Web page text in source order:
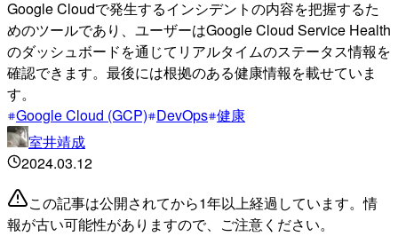
Google Cloudで発生するインシデントの内容を把握するた
めのツールであり、ユーザーはGoogle Cloud Service Health
のダッシュボードを通じてリアルタイムのステータス情報を
確認できます。最後には根拠のある健康情報を載せていま
す。
Google Cloud (GCP) DevOps 健康
室井靖成
2024.03.12
この記事は公開されてから1年以上経過しています。情
報が古い可能性がありますので、ご注意ください。